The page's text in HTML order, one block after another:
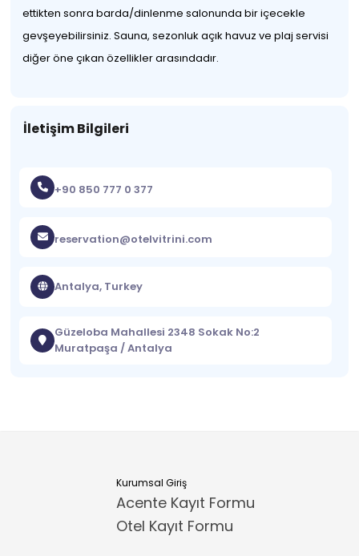
ettikten sonra barda/dinlenme salonunda bir içecekle
gevşeyebilirsiniz. Sauna, sezonluk açık havuz ve plaj servisi
diğer öne çıkan özellikler arasındadır.
İletişim Bilgileri
+90 850 777 0 377
reservation@otelvitrini.com
Antalya, Turkey
Güzeloba Mahallesi 2348 Sokak No:2
Muratpaşa / Antalya
Kurumsal Giriş
Acente Kayıt Formu
Otel Kayıt Formu